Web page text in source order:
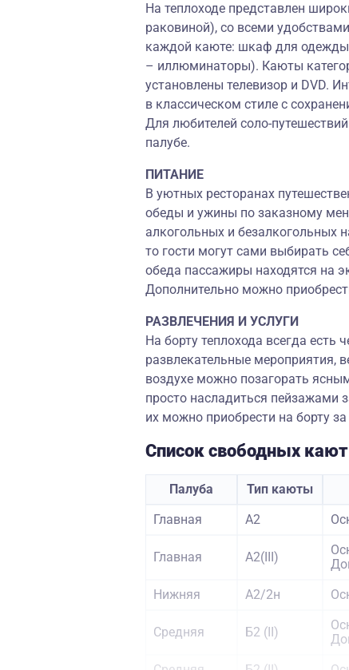
На теплоходе представлен
раковиной), со всеми
каждой каюте: шкаф для одежды,
– иллюминаторы). Каюты
установлены телевизор и DVD.
в классическом стиле с
Для любителей соло-
палубе.
ПИТАНИЕ
В уютных ресторанах
обеды и ужины по заказному
алкогольных и безалкогольных
то гости могут сами выбирать
обеда пассажиры находятся на
Дополнительно можно
РАЗВЛЕЧЕНИЯ И УСЛУГИ
На борту теплохода всегда есть
развлекательные мероприятия,
воздухе можно позагорать
просто насладиться пейзажами
их можно приобрести на борту
Список свободных кают
Палуба Тип каюты
Главная
А2
Главная А2(III)
Нижняя А2/2н
Средняя Б2 (II)